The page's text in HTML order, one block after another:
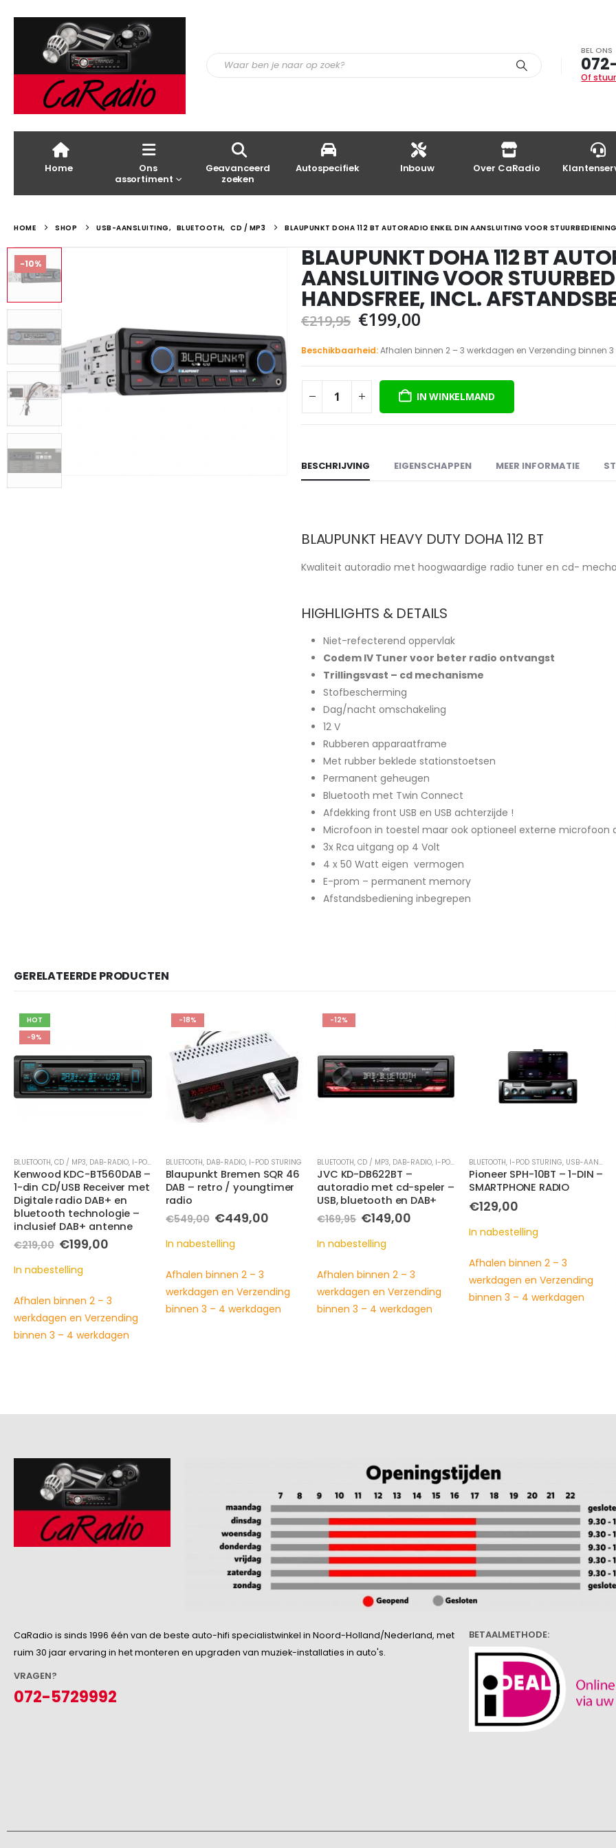
BEL ONS
Of
Home
Ons
assortiment
Geavanceerd
zoeken
Autospecifiek Inbouw Over CaRadio
HOME SHOP USB-AANSLUITING, BLUETOOTH, CD / MP3 BLAUPUNKT DOHA 112 BT AUTORADIO ENKEL DIN AANSLUITING VOOR
-10% BLAUPUNKT DOHA 112 BT
AANSLUITING VOOR
HANDSFREE, INCL.
€219,95 Oorspronkelijke
was:
€219,95.
€199,00
is:
€199,00.
Beschikbaarheid:Afhalen binnen 2 – 3 werkdagen en Verzending binnen
IN WINKELMAND
BESCHRIJVING EIGENSCHAPPEN MEER INFORMATIE
BLAUPUNKT HEAVY DUTY DOHA 112 BT
Kwaliteit autoradio met hoogwaardige radio tuner en cd-
HIGHLIGHTS & DETAILS
Niet-refecterend oppervlak
Codem IV Tuner voor beter radio ontvangst
Trillingsvast – cd mechanisme
Stofbescherming
Dag/nacht omschakeling
12 V
Rubberen apparaatframe
Met rubber beklede stationstoetsen
Permanent geheugen
Bluetooth met Twin Connect
Afdekking front USB en USB achterzijde !
Microfoon in toestel maar ook optioneel externe microfoon
3x Rca uitgang op 4 Volt
4 x 50 Watt eigen vermogen
E-prom – permanent memory
Afstandsbediening inbegrepen
GERELATEERDE PRODUCTEN
,USB-AANSLUITING
-18%
BLUETOOTH,DAB-RADIO,I-POD STURING
Blaupunkt Bremen SQR 46
DAB – retro / youngtimer
radio
€549,00 Oorspronkelijke
prijs
was:
€549,00.
€449,00Huidige
prijs
In nabestelling
Afhalen binnen 2 – 3
-12%
BLUETOOTH, CD / MP3,DAB-RADIO,I-POD STURING ,USB-AANSLUITING
JVC KD-DB622BT –
autoradio met cd-speler –
USB, bluetooth en DAB+
€169,95 Oorspronkelijke
was:
€169,95.
€149,00Huidige
In nabestelling
Afhalen binnen 2 – 3
werkdagen en Verzending
binnen 3 – 4 werkdagen
BLUETOOTH,I-POD STURING,USB-AANSLUITING
Pioneer SPH-10BT – 1-DIN –
SMARTPHONE RADIO
€129,00
werkdagen en Verzending
binnen 3 – 4 werkdagen
BLUETOOTH, I-POD STURING, USB-AANSLUITING
Clarion CD-P3( P17-4731)
radio/usb/sd/bt -
afstandsbediening – 7
kleuren display
€ 99,00 Oorspronkelijke
prijs
was:
€99,00.
€89,00
is:
€89,00.
Op voorraad
nog maar 1 op voorraad, op
werkdagen voor 15:00 uur
CaRadio is sinds 1996 één van de beste auto-hifi specialistwinkel in Noord-Holland/Nederland, met
ruim 30 jaar ervaring in het monteren en upgraden van muziek-installaties in auto's.
VRAGEN?
072-5729992
BETAALMETHODE: